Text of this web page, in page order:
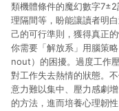
類機體條件的魔幻數字
理隔間等，盼能讓讀者明
己的可行準則，獲得真正
你需要「解放系」用腦策
nout）的困擾。過度工作
對工作失去熱情的狀態。
意力難以集中、壓力感劇
的方法，進而培養心理韌